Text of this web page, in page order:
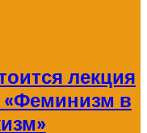
лекция
«Феминизм в